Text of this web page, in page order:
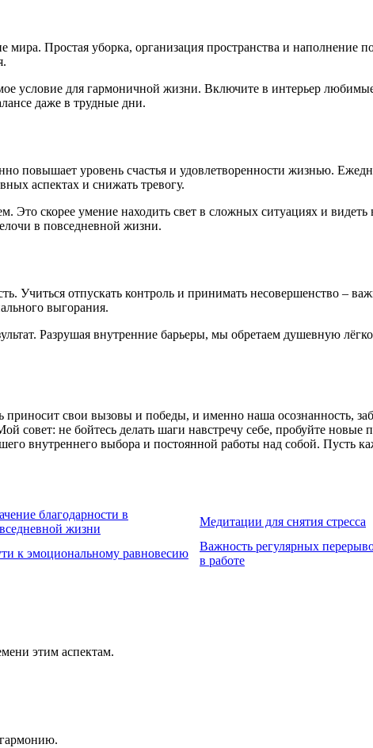
Простая уборка, организация пространства и наполнение
условие для гармоничной жизни. Включите в интерьер
даже в трудные дни.
повышает уровень счастья и удовлетворенности жизнью.
аспектах и снижать тревогу.
скорее умение находить свет в сложных ситуациях и видеть
в повседневной жизни.
Учиться отпускать контроль и принимать несовершенство –
выгорания.
Разрушая внутренние барьеры, мы обретаем душевную
свои вызовы и победы, и именно наша осознанность,
совет: не бойтесь делать шаги навстречу себе, пробуйте новые
внутреннего выбора и постоянной работы над собой. Пусть
благодарности в
жизни
Медитации для снятия стресса
к эмоциональному равновесию
Важность регулярных
в работе
этим аспектам.